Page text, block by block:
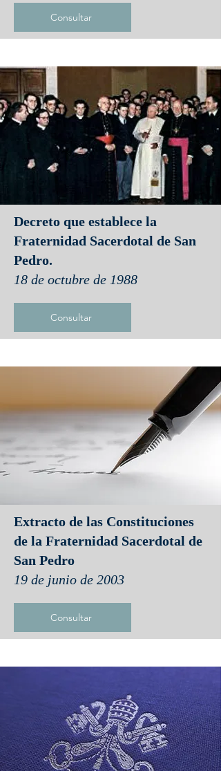
Consultar
Decreto que establece la
Fraternidad Sacerdotal de San
Pedro.
18 de octubre de 1988
Consultar
Extracto de las Constituciones
de la Fraternidad Sacerdotal de
San Pedro
19 de junio de 2003
Consultar